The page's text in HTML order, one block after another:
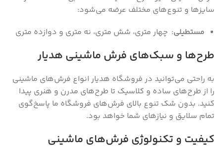
سایز‌ها و تنوع‌های مختلف عرضه می‌شود:
مستطیلی: چهار متری‌، شش متری‌، نه متری و دوازده متری
طرح‌ها و سبک‌های فرش ماشینی هدیار
به راحتی می‌توانید در فروشگاه هدیار انواع فرش‌های ماشینی
را از طرح‌های ساده و کلاسیک تا طرح‌های مدرن و هنری پیدا
کنید. بدون شک تنوع بالای فرش‌های فروشگاه ما پاسخ‌گوی
تمام سلایق و نیاز‌های شما خواهد بود.
کیفیت و تکنولوژی فرش‌های ماشینی